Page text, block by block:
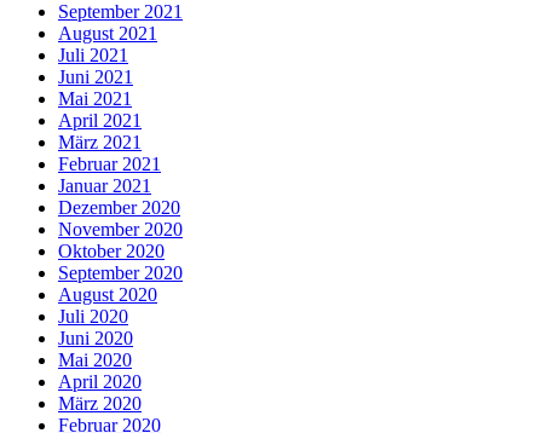
September 2021
August 2021
Juli 2021
Juni 2021
Mai 2021
April 2021
März 2021
Februar 2021
Januar 2021
Dezember 2020
November 2020
Oktober 2020
September 2020
August 2020
Juli 2020
Juni 2020
Mai 2020
April 2020
März 2020
Februar 2020